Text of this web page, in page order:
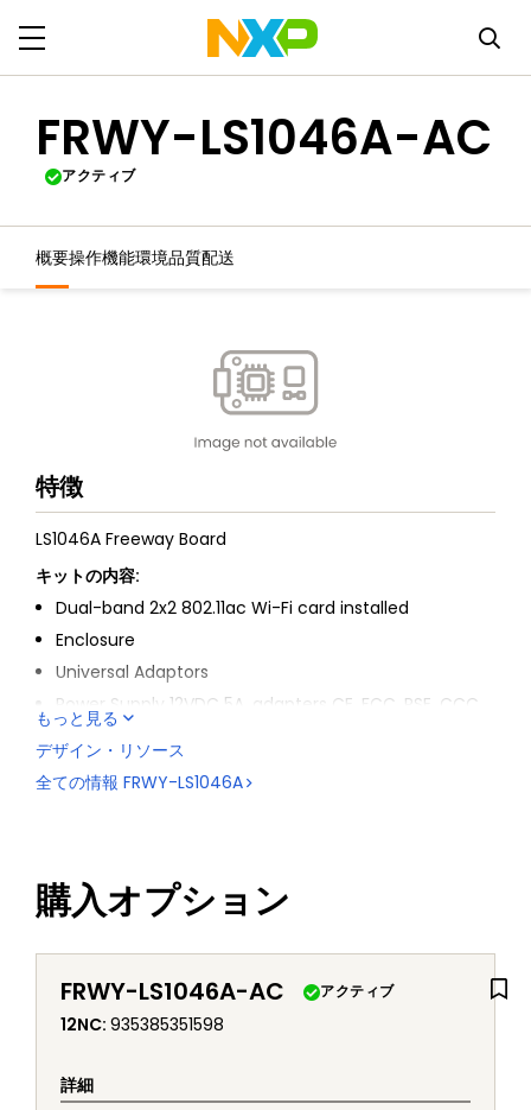
FRWY-LS1046A-AC
アクティブ
概要操作機能環境品質配送
特徴
LS1046A Freeway Board
キットの内容:
Dual-band 2x2 802.11ac Wi-Fi card installed
Enclosure
Universal Adaptors
Power Supply 12VDC 5A, adapters CE, FCC, PSE, CCC,
UL, VI approvedPower Supply 12VDC 5A, adapters CE,
FCC, PSE, CCC, UL, VI approved
Cable USB A to Micro-USB
もっと見る
デザイン・リソース
全ての情報 FRWY-LS1046A
購入オプション
FRWY-LS1046A-AC アクティブ
12NC: 935385351598
詳細